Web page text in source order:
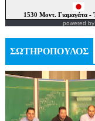
powered by
ΣΩΤΗΡΟΠΟΥΛΟΣ